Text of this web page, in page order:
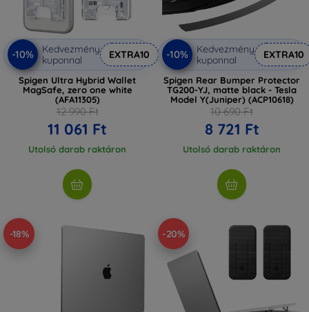
-10%
Kedvezmény
kuponnal
EXTRA10
Spigen Ultra Hybrid Wallet
MagSafe, zero one white
(AFA11305)
12 990 Ft
11 061 Ft
Utolsó darab raktáron
-10%
Kedvezmény
kuponnal
EXTRA10
Spigen Rear Bumper Protector
TG200-YJ, matte black - Tesla
Model Y(Juniper) (ACP10618)
10 690 Ft
8 721 Ft
Utolsó darab raktáron
-18% -20%